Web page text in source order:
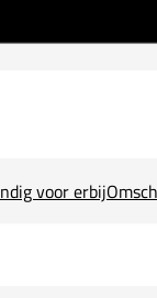
voor erbij